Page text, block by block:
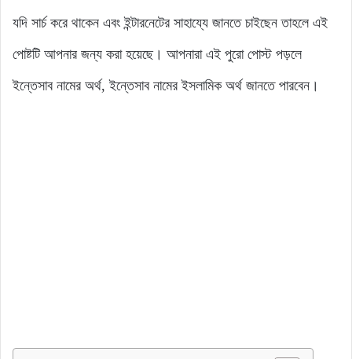
যদি সার্চ করে থাকেন এবং ইন্টারনেটের সাহায্যে জানতে চাইছেন তাহলে এই
পোষ্টটি আপনার জন্য করা হয়েছে। আপনারা এই পুরো পোস্ট পড়লে
ইন্তেসাব নামের অর্থ, ইন্তেসাব নামের ইসলামিক অর্থ জানতে পারবেন।